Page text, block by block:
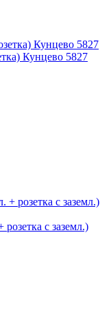
Кунцево 5827
с заземл.)